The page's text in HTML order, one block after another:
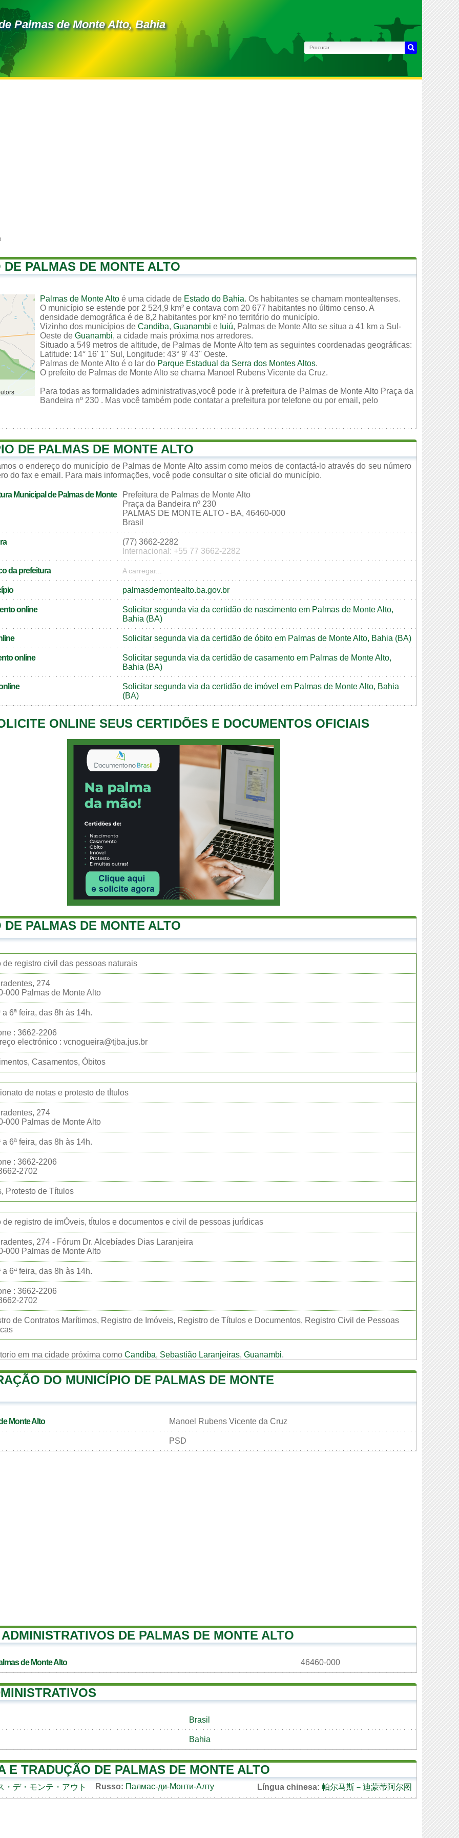
Palmas de Monte Alto, Bahia
DE PALMAS DE MONTE ALTO
Palmas de Monte Alto é uma cidade de Estado do Bahia. Os habitantes se chamam montealtenses.
O município se estende por 2 524,9 km² e contava com 20 677 habitantes no último censo. A
densidade demográfica é de 8,2 habitantes por km² no território do município.
Vizinho dos municípios de Candiba, Guanambi e Iuiú, Palmas de Monte Alto se situa a 41 km a Sul-
Oeste de Guanambi, a cidade mais próxima nos arredores.
Situado a 549 metros de altitude, de Palmas de Monte Alto tem as seguintes coordenadas geográficas:
Latitude: 14° 16' 1'' Sul, Longitude: 43° 9' 43'' Oeste.
Palmas de Monte Alto é o lar do Parque Estadual da Serra dos Montes Altos.
O prefeito de Palmas de Monte Alto se chama Manoel Rubens Vicente da Cruz.
Para todas as formalidades administrativas,você pode ir à prefeitura de Palmas de Monte Alto Praça da
Bandeira nº 230 . Mas você também pode contatar a prefeitura por telefone ou por email, pelo
DE PALMAS DE MONTE ALTO
o endereço do município de Palmas de Monte Alto assim como meios de contactá-lo através do seu número
do fax e email. Para mais informações, você pode consultar o site oficial do município.
Municipal de Palmas de Monte
Prefeitura de Palmas de Monte Alto
Praça da Bandeira nº 230
PALMAS DE MONTE ALTO - BA, 46460-000
Brasil
(77) 3662-2282
Internacional: +55 77 3662-2282
da prefeitura A carregar...
palmasdemontealto.ba.gov.br
online
Solicitar segunda via da certidão de nascimento em Palmas de Monte Alto,
Bahia (BA)
Solicitar segunda via da certidão de óbito em Palmas de Monte Alto, Bahia (BA)
online
Solicitar segunda via da certidão de casamento em Palmas de Monte Alto,
Bahia (BA)
Solicitar segunda via da certidão de imóvel em Palmas de Monte Alto, Bahia
(BA)
ONLINE SEUS CERTIDÕES E DOCUMENTOS OFICIAIS
DE PALMAS DE MONTE ALTO
de registro civil das pessoas naturais
274
000 Palmas de Monte Alto
a 6ª feira, das 8h às 14h.
: 3662-2206
electrónico : vcnogueira@tjba.jus.br
Casamentos, Óbitos
de notas e protesto de tÍtulos
274
000 Palmas de Monte Alto
a 6ª feira, das 8h às 14h.
: 3662-2206
2702
Protesto de Títulos
de registro de imÓveis, tÍtulos e documentos e civil de pessoas jurÍdicas
274 - Fórum Dr. Alcebíades Dias Laranjeira
000 Palmas de Monte Alto
a 6ª feira, das 8h às 14h.
: 3662-2206
2702
de Contratos Marítimos, Registro de Imóveis, Registro de Títulos e Documentos, Registro Civil de Pessoas
em ma cidade próxima como Candiba, Sebastião Laranjeiras, Guanambi.
DO MUNICÍPIO DE PALMAS DE MONTE
Monte Alto Manoel Rubens Vicente da Cruz
PSD
DE PALMAS DE MONTE ALTO
de Monte Alto 46460-000
Brasil
Bahia
E TRADUÇÃO DE PALMAS DE MONTE ALTO
・デ・モンテ・アウト Russo: Палмас-ди-Монти-Алту Língua chinesa: 帕尔马斯－迪蒙蒂阿尔图